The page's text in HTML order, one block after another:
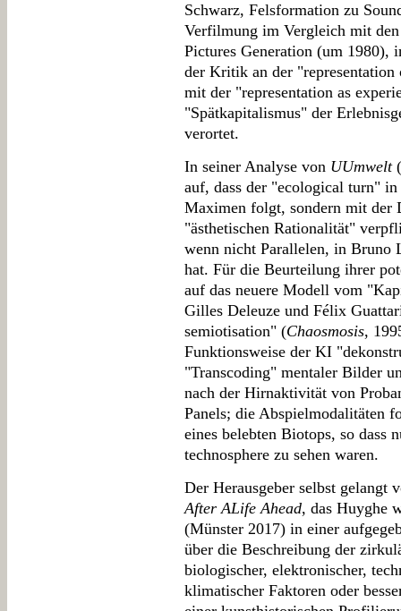
Schwarz, Felsformation zu
Verfilmung im Vergleich mit
Pictures Generation (um 1980),
der Kritik an der "representation
mit der "representation as
"Spätkapitalismus" der
verortet.
In seiner Analyse von UUmwelt
auf, dass der "ecological turn"
Maximen folgt, sondern mit der
"ästhetischen Rationalität"
wenn nicht Parallelen, in Bruno
hat. Für die Beurteilung ihrer
auf das neuere Modell vom
Gilles Deleuze und Félix
semiotisation" (Chaosmosis,
Funktionsweise der KI
"Transcoding" mentaler Bilder
nach der Hirnaktivität von
Panels; die Abspielmodalitäten
eines belebten Biotops, so dass
technosphere zu sehen waren.
Der Herausgeber selbst gelangt
After ALife Ahead, das Huyghe
(Münster 2017) in einer
über die Beschreibung der
biologischer, elektronischer,
klimatischer Faktoren oder